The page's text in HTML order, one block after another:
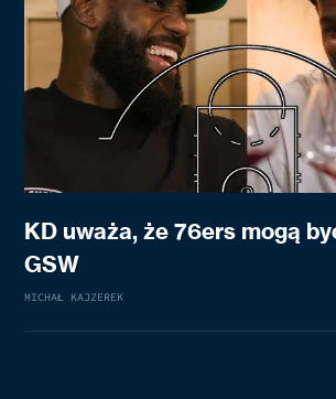
KD uważa, że 76ers mogą
GSW
MICHAŁ KAJZEREK